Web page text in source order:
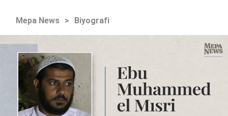
Mepa News > Biyografi